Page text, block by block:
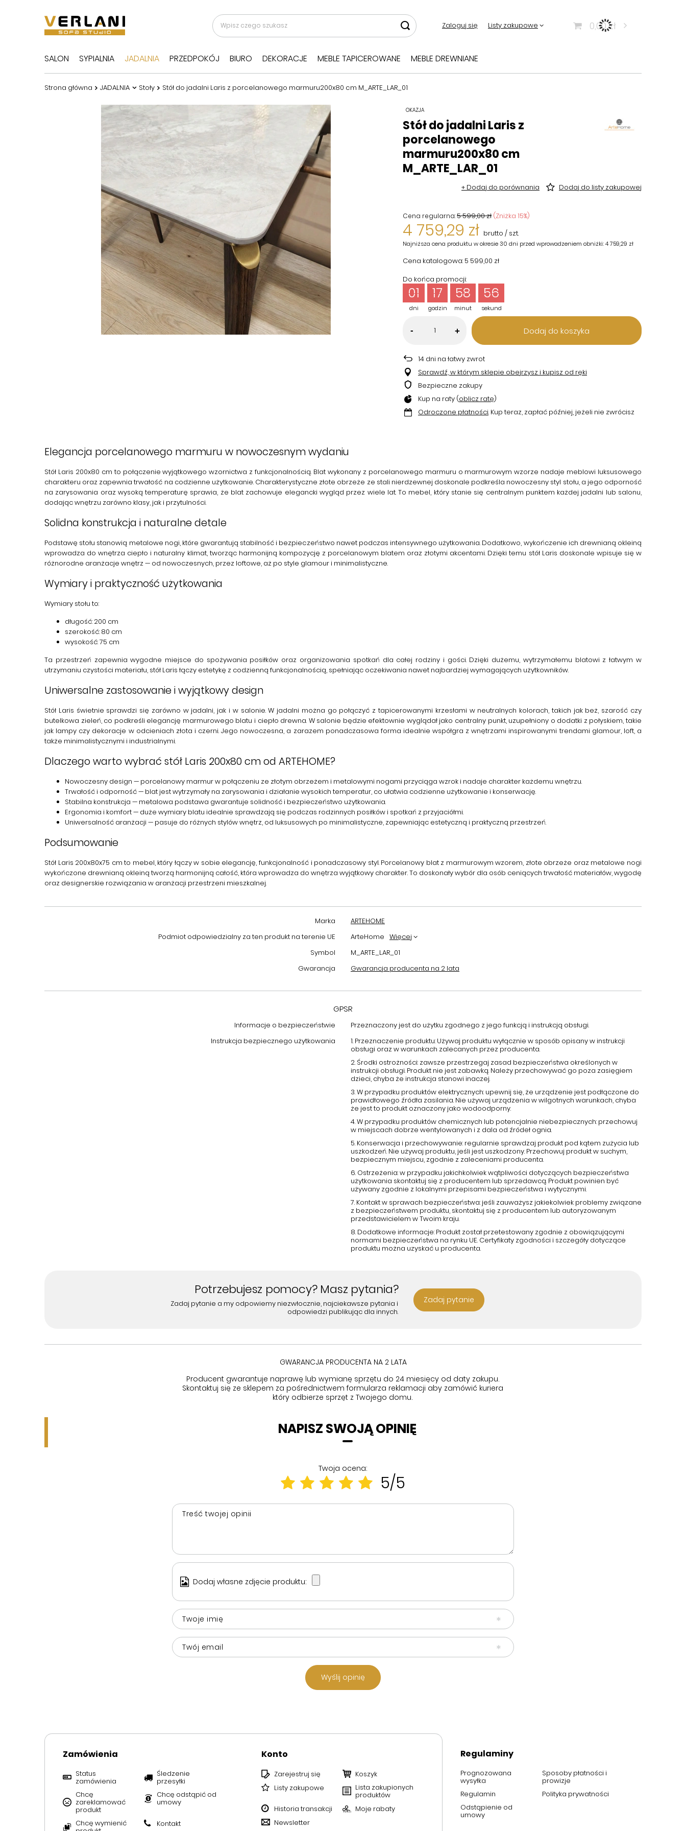
Zaloguj się Listy zakupowe 0,00 zł
SALON SYPIALNIA JADALNIA PRZEDPOKÓJ BIURO DEKORACJE MEBLE TAPICEROWANE MEBLE DREWNIANE
Strona główna JADALNIA Stoły Stół do jadalni Laris z porcelanowego marmuru200x80 cm M_ARTE_LAR_01
OKAZJA
Stół do jadalni Laris z
porcelanowego
marmuru200x80 cm
M_ARTE_LAR_01
+ Dodaj do porównania Dodaj do listy zakupowej
Cena regularna:5 599,00 zł (Zniżka 15%)
4 759,29 zł brutto / szt.
Najniższa cena produktu w okresie 30 dni przed wprowadzeniem obniżki:4 759,29 zł
Cena katalogowa: 5 599,00 zł
Do końca promocji:
dni
01
godzin
17
minut
58
sekund
55
- + Dodaj do koszyka
14 dni na łatwy zwrot
Sprawdź, w którym sklepie obejrzysz i kupisz od ręki
Bezpieczne zakupy
Kup na raty (oblicz ratę)
Odroczone płatności. Kup teraz, zapłać później, jeżeli nie zwrócisz
Elegancja porcelanowego marmuru w nowoczesnym wydaniu
Stół Laris 200x80 cm to połączenie wyjątkowego wzornictwa z funkcjonalnością. Blat wykonany z porcelanowego marmuru o marmurowym wzorze nadaje meblowi luksusowego
charakteru oraz zapewnia trwałość na codzienne użytkowanie. Charakterystyczne złote obrzeże ze stali nierdzewnej doskonale podkreśla nowoczesny styl stołu, a jego odporność
na zarysowania oraz wysoką temperaturę sprawia, że blat zachowuje elegancki wygląd przez wiele lat. To mebel, który stanie się centralnym punktem każdej jadalni lub salonu,
dodając wnętrzu zarówno klasy, jak i przytulności.
Solidna konstrukcja i naturalne detale
Podstawę stołu stanowią metalowe nogi, które gwarantują stabilność i bezpieczeństwo nawet podczas intensywnego użytkowania. Dodatkowo, wykończenie ich drewnianą okleiną
wprowadza do wnętrza ciepło i naturalny klimat, tworząc harmonijną kompozycję z porcelanowym blatem oraz złotymi akcentami. Dzięki temu stół Laris doskonale wpisuje się w
różnorodne aranżacje wnętrz — od nowoczesnych, przez loftowe, aż po style glamour i minimalistyczne.
Wymiary i praktyczność użytkowania
Wymiary stołu to:
długość: 200 cm
szerokość: 80 cm
wysokość:75 cm
Ta przestrzeń zapewnia wygodne miejsce do spożywania posiłków oraz organizowania spotkań dla całej rodziny i gości. Dzięki dużemu, wytrzymałemu blatowi z łatwym w
utrzymaniu czystości materiału, stół Laris łączy estetykę z codzienną funkcjonalnością, spełniając oczekiwania nawet najbardziej wymagających użytkowników.
Uniwersalne zastosowanie i wyjątkowy design
Stół Laris świetnie sprawdzi się zarówno w jadalni, jak i w salonie. W jadalni można go połączyć z tapicerowanymi krzesłami w neutralnych kolorach, takich jak beż, szarość czy
butelkowa zieleń, co podkreśli elegancję marmurowego blatu i ciepło drewna. W salonie będzie efektownie wyglądał jako centralny punkt, uzupełniony o dodatki z połyskiem, takie
jak lampy czy dekoracje w odcieniach złota i czerni. Jego nowoczesna, a zarazem ponadczasowa forma idealnie współgra z wnętrzami inspirowanymi trendami glamour, loft, a
także minimalistycznymi i industrialnymi.
Dlaczego warto wybrać stół Laris 200x80 cm od ARTEHOME?
Nowoczesny design — porcelanowy marmur w połączeniu ze złotym obrzeżem i metalowymi nogami przyciąga wzrok i nadaje charakter każdemu wnętrzu.
Trwałość i odporność— blat jest wytrzymały na zarysowania i działanie wysokich temperatur, co ułatwia codzienne użytkowanie i konserwację.
Stabilna konstrukcja — metalowa podstawa gwarantuje solidność i bezpieczeństwo użytkowania.
Ergonomia i komfort— duże wymiary blatu idealnie sprawdzają się podczas rodzinnych posiłków i spotkań z przyjaciółmi.
Uniwersalność aranżacji — pasuje do różnych stylów wnętrz, od luksusowych po minimalistyczne, zapewniając estetyczną i praktyczną przestrzeń.
Podsumowanie
Stół Laris 200x80x75 cm to mebel, który łączy w sobie elegancję, funkcjonalność i ponadczasowy styl. Porcelanowy blat z marmurowym wzorem, złote obrzeże oraz metalowe nogi
wykończone drewnianą okleiną tworzą harmonijną całość, która wprowadza do wnętrza wyjątkowy charakter. To doskonały wybór dla osób ceniących trwałość materiałów, wygodę
oraz designerskie rozwiązania w aranżacji przestrzeni mieszkalnej.
Marka
ARTEHOME
Podmiot odpowiedzialny za ten produkt na terenie UE
ArteHome Więcej
Symbol
M_ARTE_LAR_01
Gwarancja
Gwarancja producenta na 2 lata
GPSR
Informacje o bezpieczeństwie
Przeznaczony jest do użytku zgodnego z jego funkcją i instrukcją obsługi.
Instrukcja bezpiecznego użytkowania
1. Przeznaczenie produktu: Używaj produktu wyłącznie w sposób opisany w instrukcji
obsługi oraz w warunkach zalecanych przez producenta.
2. Środki ostrożności: zawsze przestrzegaj zasad bezpieczeństwa określonych w
instrukcji obsługi. Produkt nie jest zabawką. Należy przechowywać go poza zasięgiem
dzieci, chyba że instrukcja stanowi inaczej.
3. W przypadku produktów elektrycznych: upewnij się, że urządzenie jest podłączone do
prawidłowego źródła zasilania. Nie używaj urządzenia w wilgotnych warunkach, chyba
że jest to produkt oznaczony jako wodoodporny.
4. W przypadku produktów chemicznych lub potencjalnie niebezpiecznych: przechowuj
w miejscach dobrze wentylowanych i z dala od źródeł ognia.
5. Konserwacja i przechowywanie: regularnie sprawdzaj produkt pod kątem zużycia lub
uszkodzeń. Nie używaj produktu, jeśli jest uszkodzony. Przechowuj produkt w suchym,
bezpiecznym miejscu, zgodnie z zaleceniami producenta.
6. Ostrzeżenia: w przypadku jakichkolwiek wątpliwości dotyczących bezpieczeństwa
użytkowania skontaktuj się z producentem lub sprzedawcą. Produkt powinien być
używany zgodnie z lokalnymi przepisami bezpieczeństwa i wytycznymi.
7. Kontakt w sprawach bezpieczeństwa: jeśli zauważysz jakiekolwiek problemy związane
z bezpieczeństwem produktu, skontaktuj się z producentem lub autoryzowanym
przedstawicielem w Twoim kraju.
8. Dodatkowe informacje: Produkt został przetestowany zgodnie z obowiązującymi
normami bezpieczeństwa na rynku UE. Certyfikaty zgodności i szczegóły dotyczące
produktu można uzyskać u producenta.
Potrzebujesz pomocy? Masz pytania?
Zadaj pytanie a my odpowiemy niezwłocznie, najciekawsze pytania i
odpowiedzi publikując dla innych.
Zadaj pytanie
GWARANCJA PRODUCENTA NA 2 LATA
Producent gwarantuje naprawę lub wymianę sprzętu do 24 miesięcy od daty zakupu.
Skontaktuj się ze sklepem za pośrednictwem formularza reklamacji aby zamówić kuriera
który odbierze sprzęt z Twojego domu.
NAPISZ SWOJĄ OPINIĘ
Twoja ocena:
5/5
Treść twojej opinii
Dodaj własne zdjęcie produktu:
Twoje imię
Twój email
Wyślij opinię
Zamówienia
Status
zamówienia
Śledzenie
przesyłki
Chcę
zareklamować
produkt
Chcę odstąpić od
umowy
Chcę wymienić Kontakt
Konto
Zarejestruj się
Koszyk
Listy zakupowe
Lista zakupionych
produktów
Historia transakcji
Moje rabaty
Newsletter
Regulaminy
Prognozowana
wysyłka
Sposoby płatności i
prowizje
Regulamin
Polityka prywatności
Odstąpienie od
umowy